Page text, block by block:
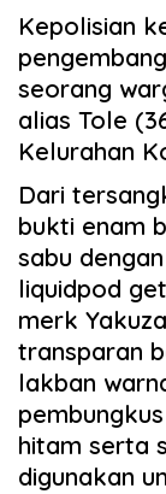
Kepolisian
seorang
alias Tole
Kelurahan
Dari
bukti enam
sabu
liquidpod
merk
transparan
lakban
hitam serta
digunakan